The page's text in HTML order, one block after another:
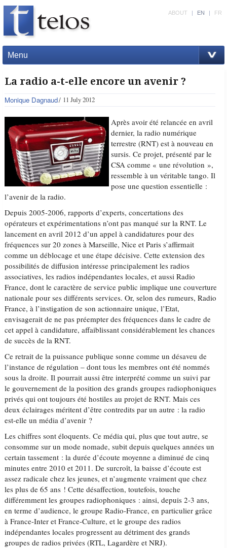
Menu
ABOUT | EN | FR
La radio a-t-elle encore un avenir ?
Monique Dagnaud 11 July 2012
Après avoir été relancée en avril
dernier, la radio numérique
terrestre (RNT) est à nouveau en
sursis. Ce projet, présenté par le
CSA comme « une révolution »,
ressemble à un véritable tango. Il
pose une question essentielle :
l’avenir de la radio.
Depuis 2005-2006, rapports d’experts, concertations des
opérateurs et expérimentations n’ont pas manqué sur la RNT. Le
lancement en avril 2012 d’un appel à candidatures pour des
fréquences sur 20 zones à Marseille, Nice et Paris s’affirmait
comme un déblocage et une étape décisive. Cette extension des
possibilités de diffusion intéresse principalement les radios
associatives, les radios indépendantes locales, et aussi Radio
France, dont le caractère de service public implique une couverture
nationale pour ses différents services. Or, selon des rumeurs, Radio
France, à l’instigation de son actionnaire unique, l’Etat,
envisagerait de ne pas préempter des fréquences dans le cadre de
cet appel à candidature, affaiblissant considérablement les chances
de succès de la RNT.
Ce retrait de la puissance publique sonne comme un désaveu de
l’instance de régulation – dont tous les membres ont été nommés
sous la droite. Il pourrait aussi être interprété comme un suivi par
le gouvernement de la position des grands groupes radiophoniques
privés qui ont toujours été hostiles au projet de RNT. Mais ces
deux éclairages méritent d’être contredits par un autre : la radio
est-elle un média d’avenir ?
Les chiffres sont éloquents. Ce média qui, plus que tout autre, se
consomme sur un mode nomade, subit depuis quelques années un
certain tassement : la durée d’écoute moyenne a diminué de cinq
minutes entre 2010 et 2011. De surcroît, la baisse d’écoute est
assez radicale chez les jeunes, et n’augmente vraiment que chez
les plus de 65 ans ! Cette désaffection, toutefois, touche
différemment les groupes radiophoniques : ainsi, depuis 2-3 ans,
en terme d’audience, le groupe Radio-France, en particulier grâce
à France-Inter et France-Culture, et le groupe des radios
indépendantes locales progressent au détriment des grands
groupes de radios privées (RTL, Lagardère et NRJ).